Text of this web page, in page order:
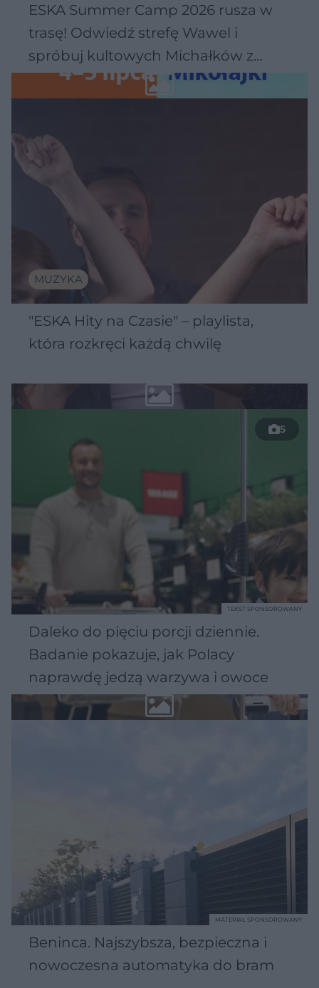
ESKA Summer Camp 2026 rusza w
trasę! Odwiedź strefę Wawel i
spróbuj kultowych Michałków z
Wawelu
MUZYKA
"ESKA Hity na Czasie" – playlista,
która rozkręci każdą chwilę
5
Daleko do pięciu porcji dziennie.
Badanie pokazuje, jak Polacy
naprawdę jedzą warzywa i owoce
TEKST SPONSOROWANY
Beninca. Najszybsza, bezpieczna i
nowoczesna automatyka do bram
MATERIAŁ SPONSOROWANY